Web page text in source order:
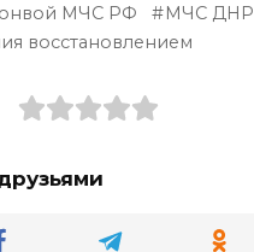
МЧС РФ МЧС ДНР
восстановлением